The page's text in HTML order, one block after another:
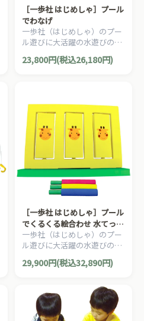
［一歩社 はじめしゃ］プール
でわなげ
一歩社（はじめしゃ）のプー
ル遊びに大活躍の水遊びのお
面に棒を浮かべて輪投げがで
23,800円(税込26,180円)
［一歩社 はじめしゃ］プール
でくるくる絵合わせ 水てっぽ
う3本セット
一歩社（はじめしゃ）のプー
ル遊びに大活躍の水遊びのお
的の絵合わせをするゲームで
29,900円(税込32,890円)